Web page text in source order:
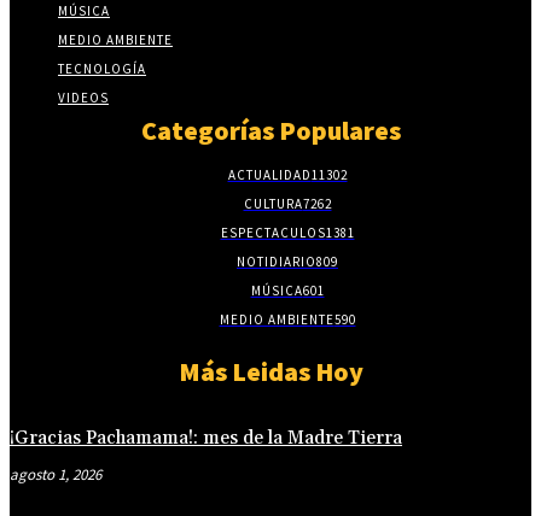
MÚSICA
MEDIO AMBIENTE
TECNOLOGÍA
VIDEOS
Categorías Populares
ACTUALIDAD11302
CULTURA7262
ESPECTACULOS1381
NOTIDIARIO809
MÚSICA601
MEDIO AMBIENTE590
Más Leidas Hoy
¡Gracias Pachamama!: mes de la Madre Tierra
agosto 1, 2026